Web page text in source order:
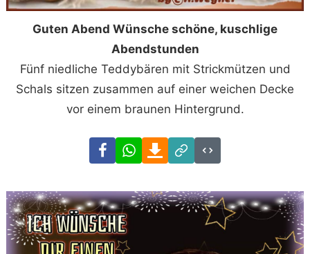
Guten Abend Wünsche schöne, kuschlige
Abendstunden
Fünf niedliche Teddybären mit Strickmützen und
Schals sitzen zusammen auf einer weichen Decke
vor einem braunen Hintergrund.
FacebookWhatsAppDownload
Link
Code